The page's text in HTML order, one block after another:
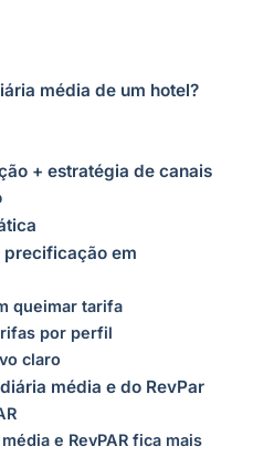
média de um hotel?
+ estratégia de canais
precificação em
queimar tarifa
por perfil
claro
média e do RevPar
e RevPAR fica mais